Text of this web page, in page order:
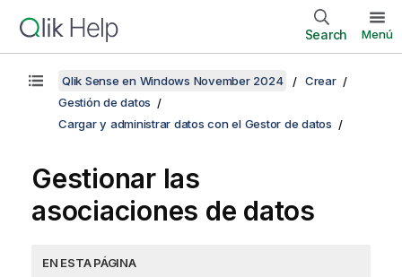
Search Menú
Qlik Sense en Windows November 2024
Crear
Gestión de datos
Cargar y administrar datos con el Gestor de datos
Gestionar las
asociaciones de datos
EN ESTA PÁGINA